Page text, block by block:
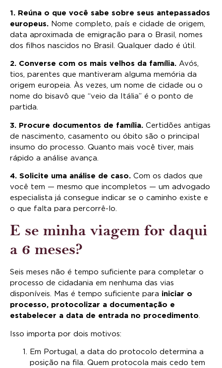
1. Reúna o que você sabe sobre seus antepassados
europeus. Nome completo, país e cidade de origem,
data aproximada de emigração para o Brasil, nomes
dos filhos nascidos no Brasil. Qualquer dado é útil.
2. Converse com os mais velhos da família. Avós,
tios, parentes que mantiveram alguma memória da
origem europeia. Às vezes, um nome de cidade ou o
nome do bisavô que “veio da Itália” é o ponto de
partida.
3. Procure documentos de família. Certidões antigas
de nascimento, casamento ou óbito são o principal
insumo do processo. Quanto mais você tiver, mais
rápido a análise avança.
4. Solicite uma análise de caso. Com os dados que
você tem — mesmo que incompletos — um advogado
especialista já consegue indicar se o caminho existe e
o que falta para percorrê-lo.
E se minha viagem for daqui
a 6 meses?
Seis meses não é tempo suficiente para completar o
processo de cidadania em nenhuma das vias
disponíveis. Mas é tempo suficiente para iniciar o
processo, protocolizar a documentação e
estabelecer a data de entrada no procedimento.
Isso importa por dois motivos:
Em Portugal, a data do protocolo determina a
posição na fila. Quem protocola mais cedo tem